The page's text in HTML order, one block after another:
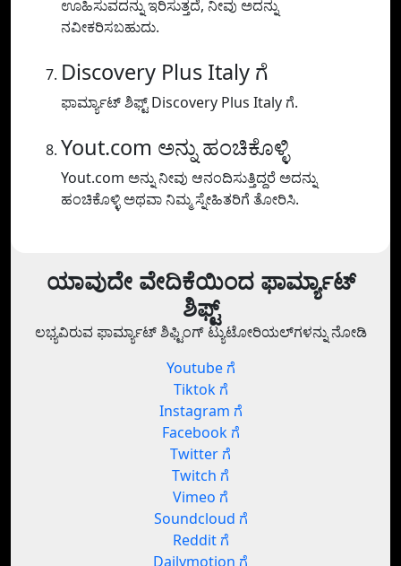
ಊಹಿಸುವದನ್ನು ಇರಿಸುತ್ತದೆ, ನೀವು ಅದನ್ನು
ನವೀಕರಿಸಬಹುದು.
Discovery Plus Italy ಗೆ
ಫಾರ್ಮ್ಯಾಟ್ ಶಿಫ್ಟ್ Discovery Plus Italy ಗೆ.
Yout.com ಅನ್ನು ಹಂಚಿಕೊಳ್ಳಿ
Yout.com ಅನ್ನು ನೀವು ಆನಂದಿಸುತ್ತಿದ್ದರೆ ಅದನ್ನು
ಹಂಚಿಕೊಳ್ಳಿ ಅಥವಾ ನಿಮ್ಮ ಸ್ನೇಹಿತರಿಗೆ ತೋರಿಸಿ.
ಯಾವುದೇ ವೇದಿಕೆಯಿಂದ ಫಾರ್ಮ್ಯಾಟ್
ಶಿಫ್ಟ್
ಲಭ್ಯವಿರುವ ಫಾರ್ಮ್ಯಾಟ್ ಶಿಫ್ಟಿಂಗ್ ಟ್ಯುಟೋರಿಯಲ್‌ಗಳನ್ನು ನೋಡಿ
Youtube ಗೆ
Tiktok ಗೆ
Instagram ಗೆ
Facebook ಗೆ
Twitter ಗೆ
Twitch ಗೆ
Vimeo ಗೆ
Soundcloud ಗೆ
Reddit ಗೆ
Dailymotion ಗೆ